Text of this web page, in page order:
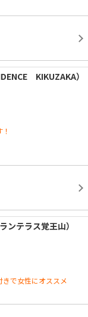
KIKUZAKA）
ンテラス覚王山）
で女性にオススメ